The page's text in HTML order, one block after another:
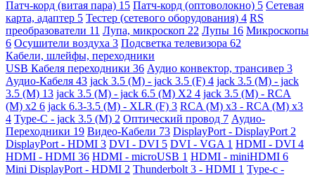
Патч-корд (витая пара) 15 Патч-корд (оптоволокно) 5 Сетевая
карта, адаптер 5 Тестер (сетевого оборудования) 4 RS
преобразователи 11 Лупа, микроскоп 22 Лупы 16 Микроскопы
6 Осушители воздуха 3 Подсветка телевизора 62
Кабели, шлейфы, переходники
USB Кабеля переходники 36 Аудио конвектор, трансивер 3
Аудио-Кабеля 43 jack 3.5 (M) - jack 3.5 (F) 4 jack 3.5 (M) - jack
3.5 (M) 13 jack 3.5 (M) - jack 6.5 (M) X2 4 jack 3.5 (M) - RCA
(M) x2 6 jack 6.3-3.5 (M) - XLR (F) 3 RCA (M) x3 - RCA (M) x3
4 Type-C - jack 3.5 (M) 2 Оптический провод 7 Аудио-
Переходники 19 Видео-Кабели 73 DisplayPort - DisplayPort 2
DisplayPort - HDMI 3 DVI - DVI 5 DVI - VGA 1 HDMI - DVI 4
HDMI - HDMI 36 HDMI - microUSB 1 HDMI - miniHDMI 6
Mini DisplayPort - HDMI 2 Thunderbolt 3 - HDMI 1 Type-c -